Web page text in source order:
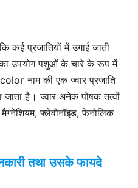
कई प्रजातियों में उगाई जाती
उपयोग पशुओं के चारे के रूप में
नाम की एक ज्वार प्रजाति
है। ज्वार अनेक पोषक तत्वों
फ्लेवोनॉइड, फेनोलिक
तथा उसके फायदे